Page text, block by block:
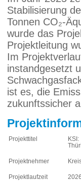
Stabilisierung
Tonnen CO₂-
wurde das
Projektleitung
Im
instandgesetzt
ist es, die
zukunftssicher
Projekttitel
Projektnehmer
Projektlaufzeit